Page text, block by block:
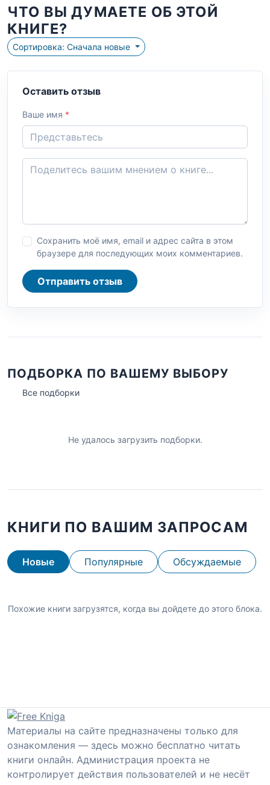
ЧТО ВЫ ДУМАЕТЕ ОБ ЭТОЙ
КНИГЕ?
Сортировка: Сначала новые
Оставить отзыв
Ваше имя *
Сохранить моё имя, email и адрес сайта в этом
браузере для последующих моих комментариев.
Отправить отзыв
ПОДБОРКА ПО ВАШЕМУ ВЫБОРУ
Все подборки
Не удалось загрузить подборки.
КНИГИ ПО ВАШИМ ЗАПРОСАМ
Новые Популярные Обсуждаемые
Похожие книги загрузятся, когда вы дойдете до этого блока.
Материалы на сайте предназначены только для
ознакомления — здесь можно бесплатно читать
книги онлайн. Администрация проекта не
контролирует действия пользователей и не несёт